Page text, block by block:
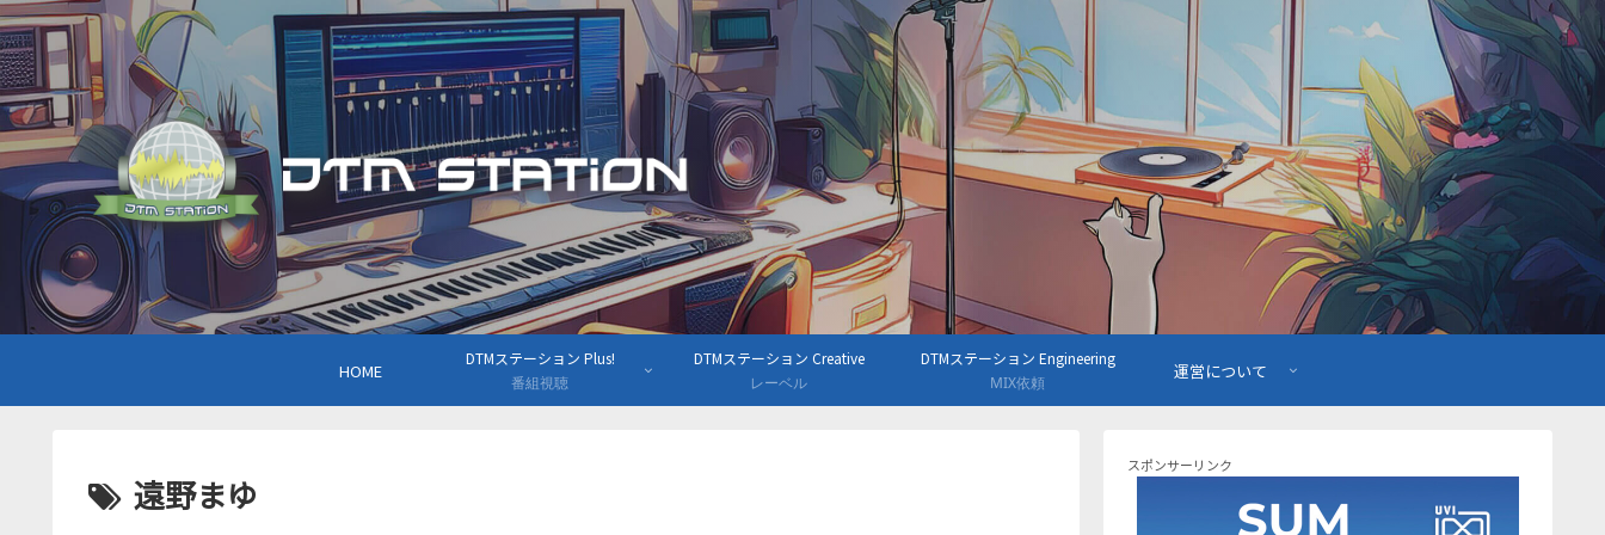
HOME
DTMステーション Plus!
番組視聴
DTMステーション Creative
レーベル
DTMステーション Engineering
MIX依頼
運営について
遠野まゆ
スポンサーリンク